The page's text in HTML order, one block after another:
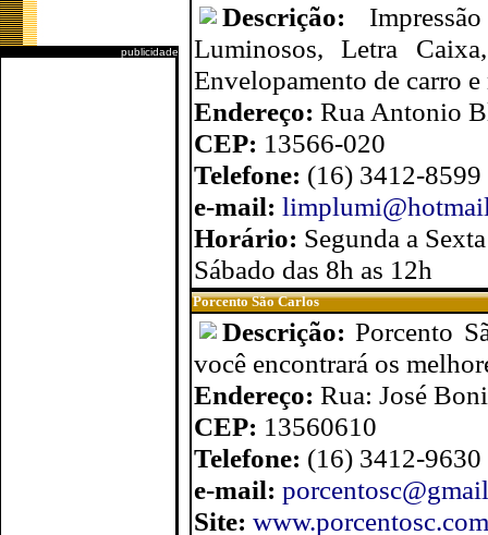
publicidade
Descrição:
Luminosos, Letra
Envelopamento de carro
Endereço: Rua Antonio
CEP: 13566-020
Telefone: (16) 3412-
e-mail:
Horário: Segunda a
Sábado das 8h as 12h
Porcento São Carlos
Descrição:Porcento
você encontrará os
Endereço: Rua: José
CEP: 13560610
Telefone: (16) 3412-9630
e-mail:
Site: